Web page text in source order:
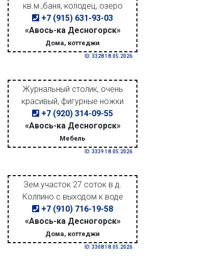
кв.м.,баня, колодец, озеро
+7 (915) 631-93-03
«Авось-ка Десногорск»
Дома, коттеджи
ID: 3328 18.05.2026
Журнальный столик, очень
красивый, фигурные ножки
+7 (920) 314-09-55
«Авось-ка Десногорск»
Мебель
ID: 3339 18.05.2026
Зем.участок 27 соток в д.
Колпино с выходом к воде
+7 (910) 716-19-58
«Авось-ка Десногорск»
Дома, коттеджи
ID: 3308 18.05.2026